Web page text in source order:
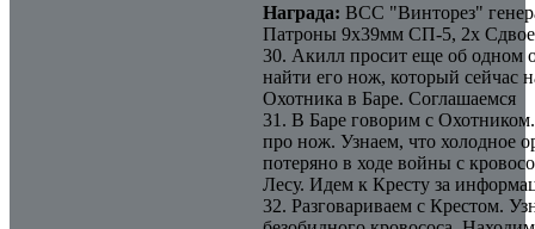
Награда: ВСС "Винторез"
Патроны 9х39мм СП-5, 2х
30. Акилл просит еще об
найти его нож, который сейчас
Охотника в Баре. Соглашаемся
31. В Баре говорим с
про нож. Узнаем, что холодное
потеряно в ходе войны с
Лесу. Идем к Кресту за
32. Разговариваем с Крестом.